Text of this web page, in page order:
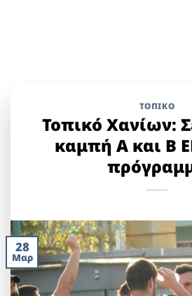
ΤΟΠΙΚΌ
Τοπικό Χανίων:
καμπή Α και Β
28
Μαρ